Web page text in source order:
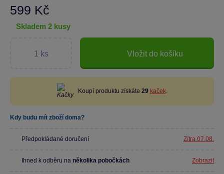
599 Kč
skladem 2 kusy
Vložit do košíku
Koupí produktu získáte 29 kaček.
Kdy budu mít zboží doma?
Předpokládané doručení Zítra 07.08.
Ihned k odběru na několika pobočkách Zobrazit